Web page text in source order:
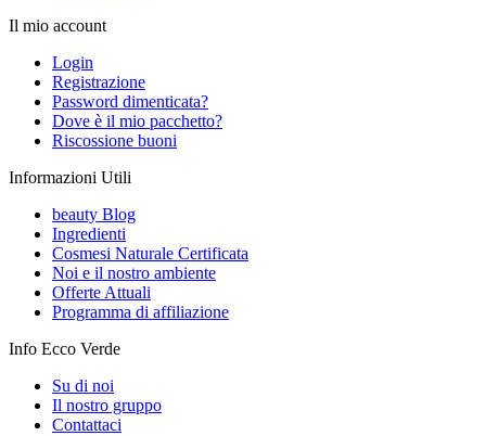
Il mio account
Login
Registrazione
Password dimenticata?
Dove è il mio pacchetto?
Riscossione buoni
Informazioni Utili
beauty Blog
Ingredienti
Cosmesi Naturale Certificata
Noi e il nostro ambiente
Offerte Attuali
Programma di affiliazione
Info Ecco Verde
Su di noi
Il nostro gruppo
Contattaci